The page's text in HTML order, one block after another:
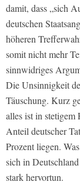
damit, dass „sich
deutschen
höheren
somit nicht mehr
sinnwidriges
Die Unsinnigkeit
Täuschung. Kurz
alles ist in
Anteil deutscher
Prozent liegen.
sich in
stark hervortun.